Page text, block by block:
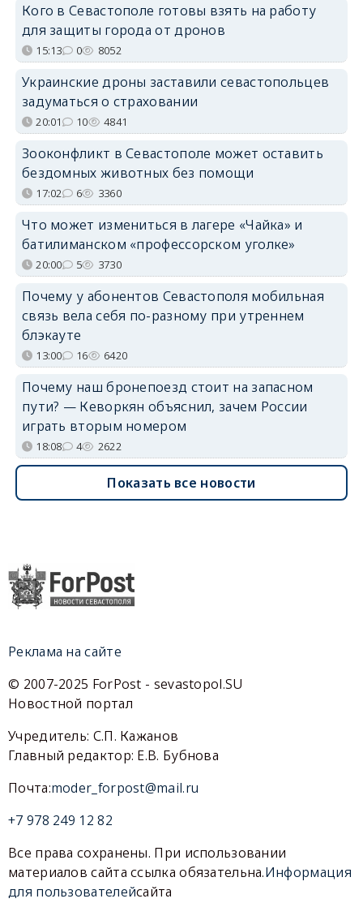
Кого в Севастополе готовы взять на работу
для защиты города от дронов
15:13 0 8052
Украинские дроны заставили севастопольцев
задуматься о страховании
20:01 10 4841
Зооконфликт в Севастополе может оставить
бездомных животных без помощи
17:02 6 3360
Что может измениться в лагере «Чайка» и
батилиманском «профессорском уголке»
20:00 5 3730
Почему у абонентов Севастополя мобильная
связь вела себя по-разному при утреннем
блэкауте
13:00 16 6420
Почему наш бронепоезд стоит на запасном
пути? — Кеворкян объяснил, зачем России
играть вторым номером
18:08 4 2622
Показать все новости
Реклама на сайте
© 2007-2025 ForPost - sevastopol.SU
Новостной портал
Учредитель: С.П. Кажанов
Главный редактор: Е.В. Бубнова
Почта:moder_forpost@mail.ru
+7 978 249 12 82
Все права сохранены. При использовании
материалов сайта ссылка обязательна.Информация
для пользователейсайта